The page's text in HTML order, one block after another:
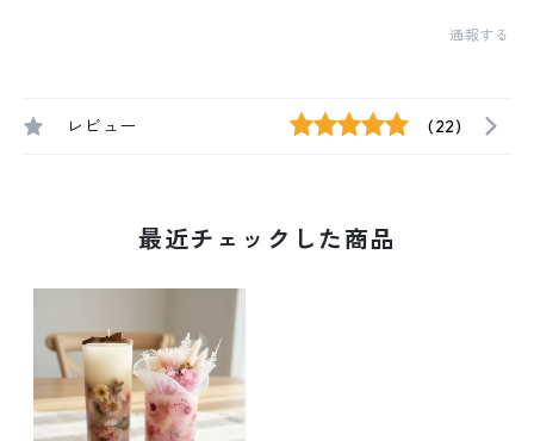
通報する
レビュー (22)
最近チェックした商品